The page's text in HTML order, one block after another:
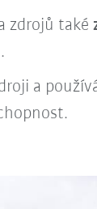
zdrojů také
a